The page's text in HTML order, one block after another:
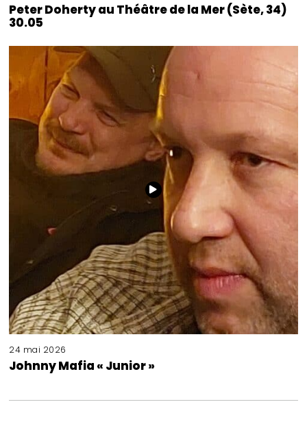
Peter Doherty au Théâtre de la Mer (Sète, 34)
30.05
24 mai 2026
Johnny Mafia « Junior »